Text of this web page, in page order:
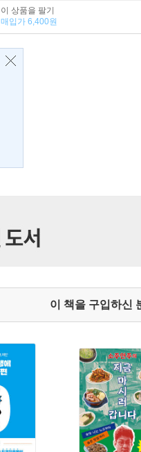
이 상품을 팔기
매입가 6,400원
이 책을 구입하신